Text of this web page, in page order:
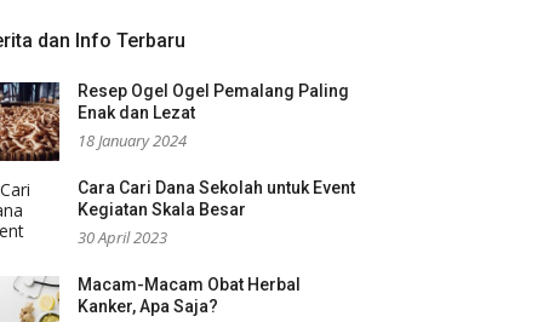
dan Info Terbaru
Resep Ogel Ogel Pemalang Paling
Enak dan Lezat
18 January 2024
Cara Cari Dana Sekolah untuk Event
Kegiatan Skala Besar
30 April 2023
Macam-Macam Obat Herbal
Kanker, Apa Saja?